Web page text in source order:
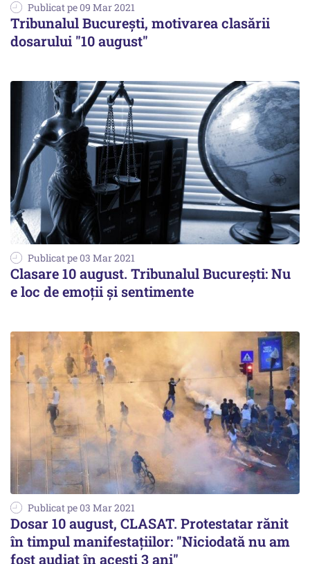
Publicat pe 09 Mar 2021
Tribunalul București, motivarea clasării
dosarului "10 august"
Publicat pe 03 Mar 2021
Clasare 10 august. Tribunalul București: Nu
e loc de emoții și sentimente
Publicat pe 03 Mar 2021
Dosar 10 august, CLASAT. Protestatar rănit
în timpul manifestațiilor: "Niciodată nu am
fost audiat în acești 3 ani"